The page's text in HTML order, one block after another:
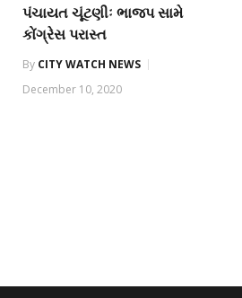
પંચાયત ચૂંટણીઃ ભાજપ સામે
કોંગ્રેસ પરાસ્ત
By CITY WATCH NEWS
December 10, 2020